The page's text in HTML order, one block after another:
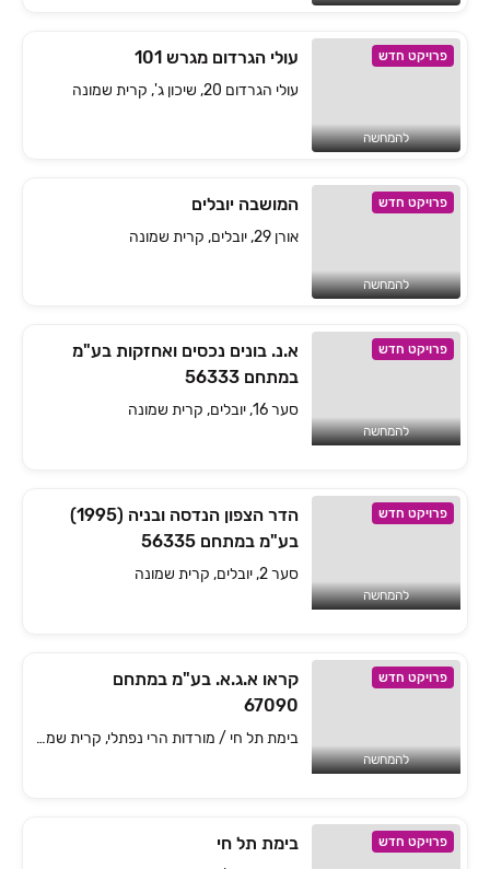
פרויקט חדש
להמחשה
עולי הגרדום מגרש 101
עולי הגרדום 20, שיכון ג', קרית שמונה
פרויקט חדש
להמחשה
המושבה יובלים
אורן 29, יובלים, קרית שמונה
פרויקט חדש
להמחשה
א.נ. בונים נכסים ואחזקות בע"מ
במתחם 56333
סער 16, יובלים, קרית שמונה
פרויקט חדש
להמחשה
הדר הצפון הנדסה ובניה (1995)
בע"מ במתחם 56335
סער 2, יובלים, קרית שמונה
פרויקט חדש
להמחשה
קראו א.ג.א. בע"מ במתחם
67090
בימת תל חי / מורדות הרי נפתלי, קרית שמונה
פרויקט חדש בימת תל חי